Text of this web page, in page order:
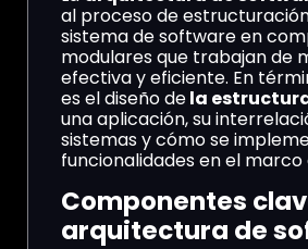
al proceso de
sistema de software en
modulares que trabajan de
efectiva y eficiente. En
es el diseño dela
una aplicación, su
sistemas y cómo se
funcionalidades en el
Componentes
arquitectura de